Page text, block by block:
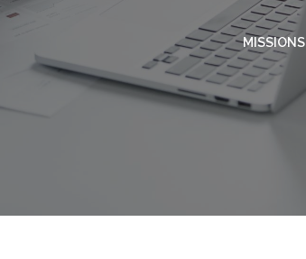
MISSIONS